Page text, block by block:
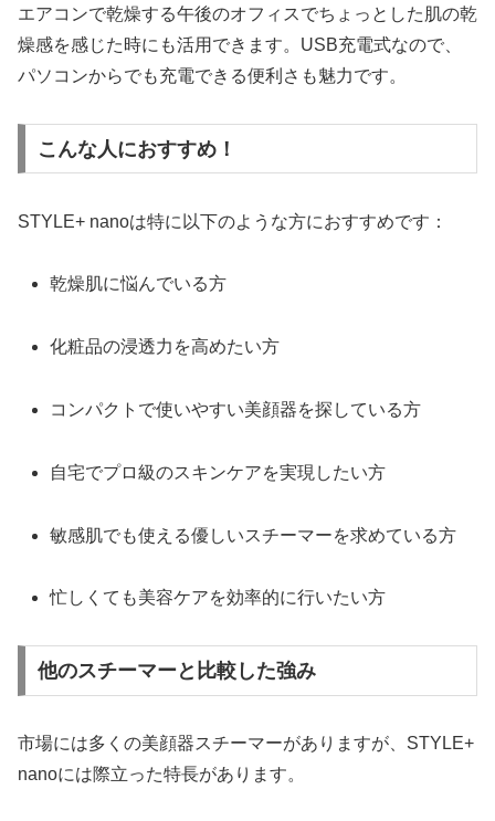
エアコンで乾燥する午後のオフィスでちょっとした肌の乾
燥感を感じた時にも活用できます。USB充電式なので、
パソコンからでも充電できる便利さも魅力です。
こんな人におすすめ！
STYLE+ nanoは特に以下のような方におすすめです：
乾燥肌に悩んでいる方
化粧品の浸透力を高めたい方
コンパクトで使いやすい美顔器を探している方
自宅でプロ級のスキンケアを実現したい方
敏感肌でも使える優しいスチーマーを求めている方
忙しくても美容ケアを効率的に行いたい方
他のスチーマーと比較した強み
市場には多くの美顔器スチーマーがありますが、STYLE+
nanoには際立った特長があります。